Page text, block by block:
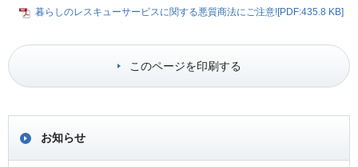
暮らしのレスキューサービスに関する悪質商法にご注意![PDF:435.8 KB]
このページを印刷する
お知らせ